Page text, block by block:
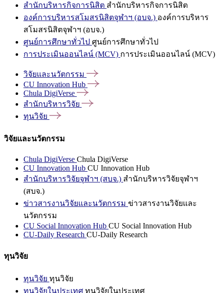
สำนักบริหารกิจการนิสิต สำนักบริหารกิจการนิสิต
องค์การบริหารสโมสรนิสิตจุฬาฯ (อบจ.) องค์การบริหาร
สโมสรนิสิตจุฬาฯ (อบจ.)
ศูนย์การศึกษาทั่วไป ศูนย์การศึกษาทั่วไป
การประเมินออนไลน์ (MCV) การประเมินออนไลน์ (MCV)
วิจัยและนวัตกรรม
CU Innovation Hub
Chula DigiVerse
สำนักบริหารวิจัย
ทุนวิจัย
วิจัยและนวัตกรรม
Chula DigiVerse Chula DigiVerse
CU Innovation Hub CU Innovation Hub
สำนักบริหารวิจัยจุฬาฯ (สบจ.) สำนักบริหารวิจัยจุฬาฯ
(สบจ.)
ข่าวสารงานวิจัยและนวัตกรรม ข่าวสารงานวิจัยและ
นวัตกรรม
CU Social Innovation Hub CU Social Innovation Hub
CU-Daily Research CU-Daily Research
ทุนวิจัย
ทุนวิจัย ทุนวิจัย
ทุนวิจัยในประเทศ ทุนวิจัยในประเทศ